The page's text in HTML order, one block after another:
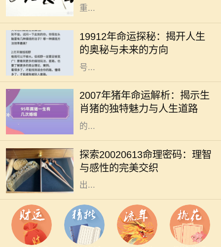
重...
19912年命运探秘：揭开人生
的奥秘与未来的方向
在我们的生命旅程中，许多人常常会
好奇自己命运的轨迹以及未来的走
向，而“19912年”这一数字又代表着
什么呢？它可能是一个深奥的命理符
号...
2007年猪年命运解析：揭示生
肖猪的独特魅力与人生道路
生肖猪是中国传统文化中的一种重要
象征，与其相关的命运常常引发广泛
的讨论。2007年是猪年，而出生于这
一年的朋友们，常常被认为拥有独特
的...
探索20020613命理密码：理智
与感性的完美交织
命理学，无论在古代还是现代，都给
人们提供了一种解读自身性格与命运
的方式。在这其中，出生日期的解读
是一个重要的环节。2002年6月13日
出...